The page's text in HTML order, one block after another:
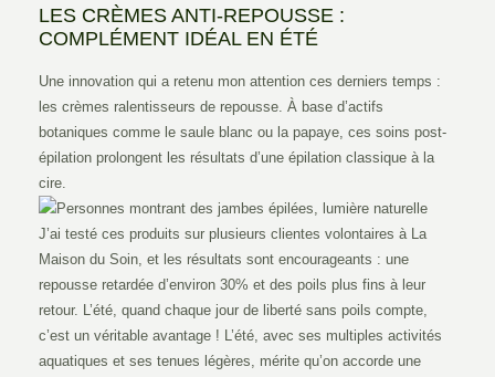
LES CRÈMES ANTI-REPOUSSE :
COMPLÉMENT IDÉAL EN ÉTÉ
Une innovation qui a retenu mon attention ces derniers temps :
les crèmes ralentisseurs de repousse. À base d’actifs
botaniques comme le saule blanc ou la papaye, ces soins post-
épilation prolongent les résultats d’une épilation classique à la
cire.
J’ai testé ces produits sur plusieurs clientes volontaires à La
Maison du Soin, et les résultats sont encourageants : une
repousse retardée d’environ 30% et des poils plus fins à leur
retour. L’été, quand chaque jour de liberté sans poils compte,
c’est un véritable avantage ! L’été, avec ses multiples activités
aquatiques et ses tenues légères, mérite qu’on accorde une